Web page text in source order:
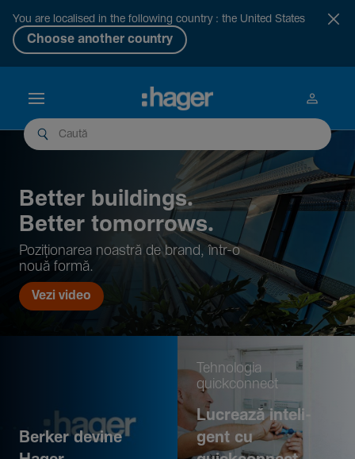
You are localised in the following country : the United States
Choose another country
Better buil­dings.
Better tomor­rows.
Pozi­țio­narea noastră de brand, într-o
nouă formă.
Vezi video
Berker devine
Tehno­logia
quickconnect
Lucrează inte­li­
gent cu